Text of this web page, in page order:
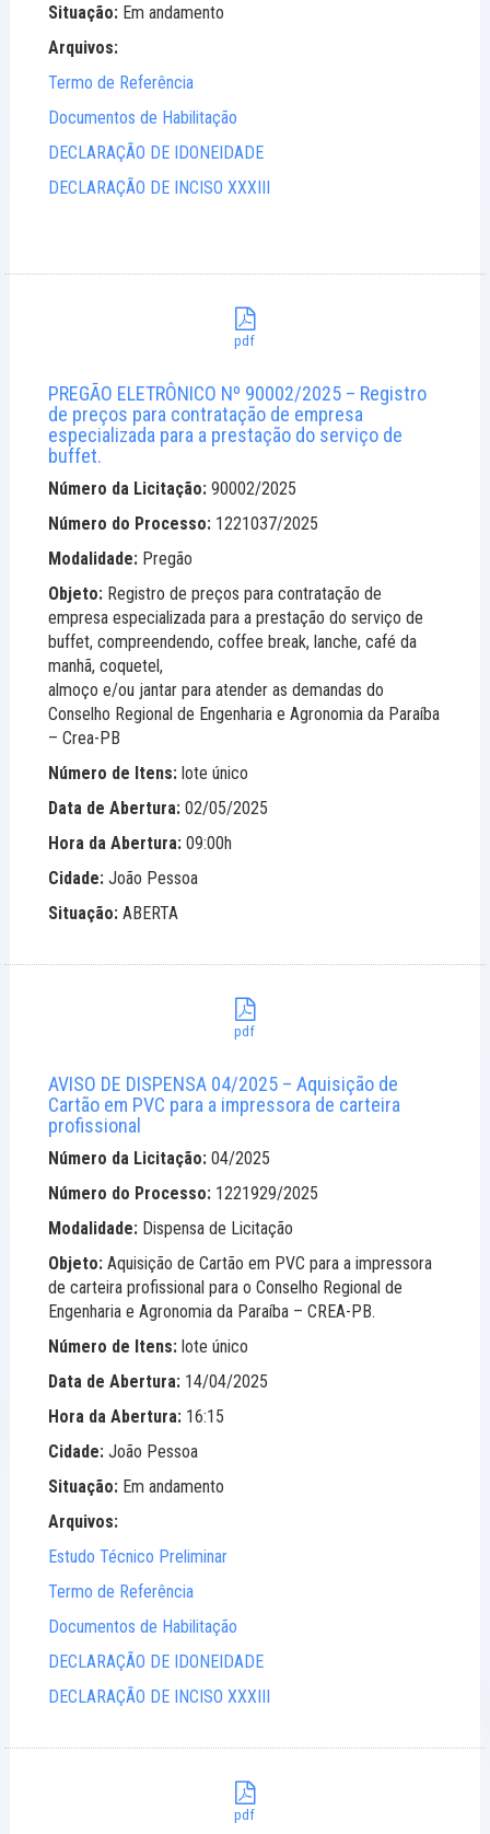
Situação: Em andamento
Arquivos:
Termo de Referência
Documentos de Habilitação
DECLARAÇÃO DE IDONEIDADE
DECLARAÇÃO DE INCISO XXXIII
pdf
PREGÃO ELETRÔNICO Nº 90002/2025 – Registro
de preços para contratação de empresa
especializada para a prestação do serviço de
buffet.
Número da Licitação: 90002/2025
Número do Processo: 1221037/2025
Modalidade: Pregão
Objeto: Registro de preços para contratação de
empresa especializada para a prestação do serviço de
buffet, compreendendo, coffee break, lanche, café da
manhã, coquetel,
almoço e/ou jantar para atender as demandas do
Conselho Regional de Engenharia e Agronomia da Paraíba
– Crea-PB
Número de Itens: lote único
Data de Abertura: 02/05/2025
Hora da Abertura: 09:00h
Cidade: João Pessoa
Situação: ABERTA
pdf
AVISO DE DISPENSA 04/2025 – Aquisição de
Cartão em PVC para a impressora de carteira
profissional
Número da Licitação: 04/2025
Número do Processo: 1221929/2025
Modalidade: Dispensa de Licitação
Objeto: Aquisição de Cartão em PVC para a impressora
de carteira profissional para o Conselho Regional de
Engenharia e Agronomia da Paraíba – CREA-PB.
Número de Itens: lote único
Data de Abertura: 14/04/2025
Hora da Abertura: 16:15
Cidade: João Pessoa
Situação: Em andamento
Arquivos:
Estudo Técnico Preliminar
Termo de Referência
Documentos de Habilitação
DECLARAÇÃO DE IDONEIDADE
DECLARAÇÃO DE INCISO XXXIII
pdf